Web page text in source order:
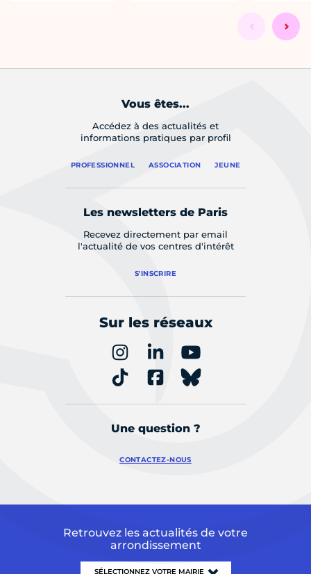
Vous êtes...
Accédez à des actualités et
informations pratiques par profil
PROFESSIONNEL ASSOCIATION JEUNE
Les newsletters de Paris
Recevez directement par email
l'actualité de vos centres d'intérêt
S'INSCRIRE
Sur les réseaux
Une question ?
CONTACTEZ-NOUS
Retrouvez les actualités de votre
arrondissement